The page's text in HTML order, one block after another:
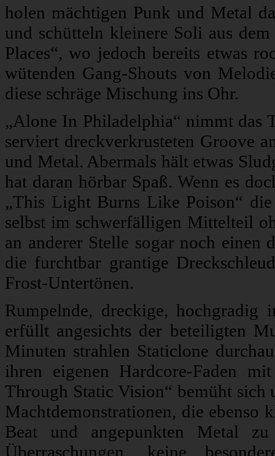
holen mächtigen Punk und Metal
und schütteln kleinere Soli aus
Places“, wo jedoch bereits etwas
wütenden Gang-Shouts von
diese schräge Mischung ins Ohr.
„Alone In Philadelphia“ nimmt das
serviert dreckverkrusteten Groove
und Metal. Abermals hält etwas
hat daran hörbar Spaß. Wenn es
„This Light Burns Like Poison“
selbst im schwerfälligen Mittelteil
an anderer Stelle sogar noch einen
die furchtbar grantige
Frost-Untertönen.
Rumpelnde, dreckige, hochgradig
erfüllt angesichts der beteiligten
Minuten strahlen Staticlone
ihren eigenen Hardcore-Faden
Through Static Vision“ bemüht sich
Machtdemonstrationen, die ebenso
Beat und angepunkten Metal
Überraschungen, keine